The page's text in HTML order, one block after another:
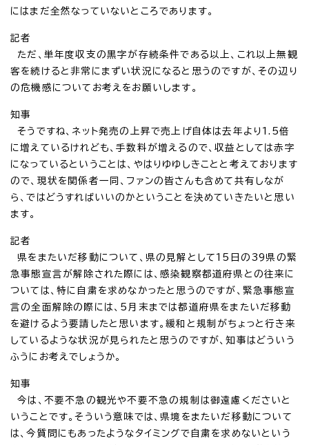
にはまだ全然なっていないところであります。
記者
ただ、単年度収支の黒字が存続条件である以上、これ以上無観
客を続けると非常にまずい状況になると思うのですが、その辺り
の危機感についてお考えをお願いします。
知事
そうですね、ネット発売の上昇で売上げ自体は去年より1.5倍
に増えているけれども、手数料が増えるので、収益としては赤字
になっているということは、やはりゆゆしきことと考えております
ので、現状を関係者一同、ファンの皆さんも含めて共有しなが
ら、ではどうすればいいのかということを決めていきたいと思い
ます。
記者
県をまたいだ移動について、県の見解として15日の39県の緊
急事態宣言が解除された際には、感染観察都道府県との往来に
ついては、特に自粛を求めなかったと思うのですが、緊急事態宣
言の全面解除の際には、5月末までは都道府県をまたいだ移動
を避けるよう要請したと思います。緩和と規制がちょっと行き来
しているような状況が見られたと思うのですが、知事はどういう
ふうにお考えでしょうか。
知事
今は、不要不急の観光や不要不急の規制は御遠慮くださいと
いうことです。そういう意味では、県境をまたいだ移動について
は、今質問にもあったようなタイミングで自粛を求めないという